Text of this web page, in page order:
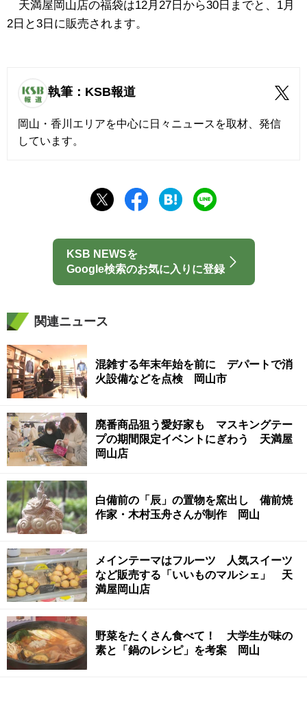
天満屋岡山店の福袋は12月27日から30日までと、1月
2日と3日に販売されます。
執筆：KSB報道
岡山・香川エリアを中心に日々ニュースを取材、発信
しています。
KSB NEWSを
Google検索のお気に入りに登録
関連ニュース
混雑する年末年始を前に デパートで消
火設備などを点検 岡山市
廃番商品狙う愛好家も マスキングテー
プの期間限定イベントにぎわう 天満屋
岡山店
白備前の「辰」の置物を窯出し 備前焼
作家・木村玉舟さんが制作 岡山
メインテーマはフルーツ 人気スイーツ
など販売する「いいものマルシェ」 天
満屋岡山店
野菜をたくさん食べて！ 大学生が味の
素と「鍋のレシピ」を考案 岡山